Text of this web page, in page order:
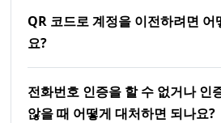
QR 코드로 계정을 이전하려면 어
요?
전화번호 인증을 할 수 없거나 인
않을 때 어떻게 대처하면 되나요?